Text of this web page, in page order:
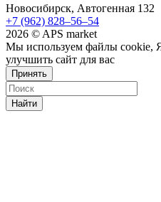
Новосибирск, Автогенная 132
+7 (962) 828‒56‒54
2026 © APS market
Мы используем файлы cookie,
улучшить сайт для вас
Принять
Найти